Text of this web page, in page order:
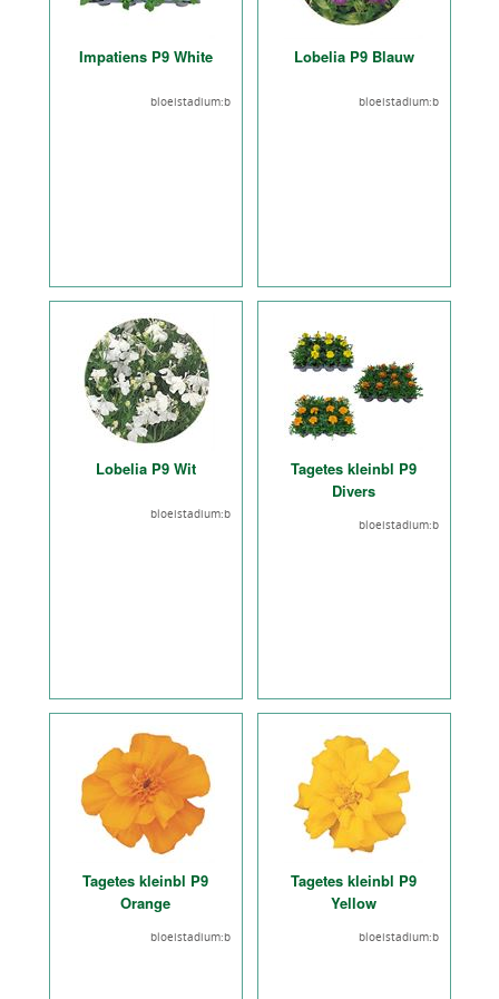
Impatiens P9 White
bloeistadium:b
Lobelia P9 Blauw
bloeistadium:b
Lobelia P9 Wit
bloeistadium:b
Tagetes kleinbl P9
Divers
bloeistadium:b
Tagetes kleinbl P9
Orange
bloeistadium:b
Tagetes kleinbl P9
Yellow
bloeistadium:b